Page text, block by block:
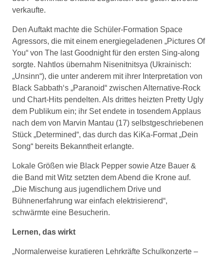
verkaufte.
Den Auftakt machte die Schüler-Formation Space
Agressors, die mit einem energiegeladenen „Pictures Of
You“ von The last Goodnight für den ersten Sing-along
sorgte. Nahtlos übernahm Nisenitnitsya (Ukrainisch:
„Unsinn“), die unter anderem mit ihrer Interpretation von
Black Sabbath‘s „Paranoid“ zwischen Alternative-Rock
und Chart-Hits pendelten. Als drittes heizten Pretty Ugly
dem Publikum ein; ihr Set endete in tosendem Applaus
nach dem von Marvin Mantau (17) selbstgeschriebenen
Stück „Determined“, das durch das KiKa-Format „Dein
Song“ bereits Bekanntheit erlangte.
Lokale Größen wie Black Pepper sowie Atze Bauer &
die Band mit Witz setzten dem Abend die Krone auf.
„Die Mischung aus jugendlichem Drive und
Bühnenerfahrung war einfach elektrisierend“,
schwärmte eine Besucherin.
Lernen, das wirkt
„Normalerweise kuratieren Lehrkräfte Schulkonzerte –